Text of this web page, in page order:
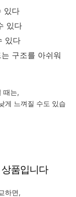
있다
있다
있다
구조를 아쉬워
때는,
게 느껴질 수도 있습
상품입니다
하면,